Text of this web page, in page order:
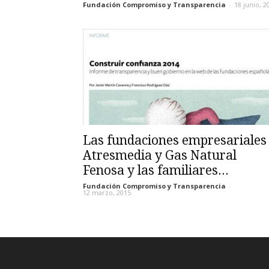
Fundación Compromiso y Transparencia - 18 junio,
Las fundaciones empresariales
Atresmedia y Gas Natural
Fenosa y las familiares...
Fundación Compromiso y Transparencia -
12 marzo, 2015